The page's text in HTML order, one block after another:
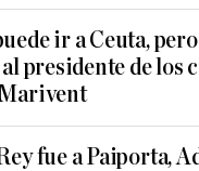
ir a Ceuta,
al presidente de los
fue a Paiporta,